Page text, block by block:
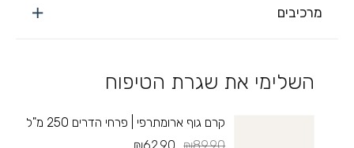
מרכיבים
השלימי את שגרת הטיפוח
קרם גוף ארומתרפי | פרחי הדרים 250 מ"ל